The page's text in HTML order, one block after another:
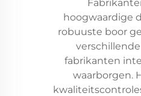
hoogwaardige
robuuste boor
fabrikanten
waarborgen.